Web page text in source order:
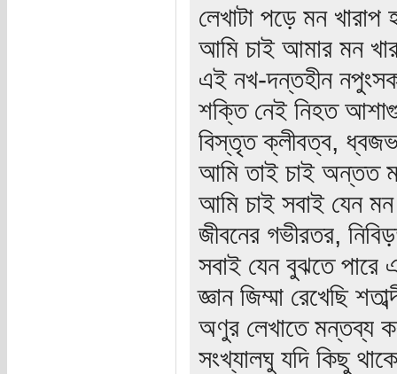
লেখাটা পড়ে মন
আমি চাই আমার মন
এই নখ-দন্তহীন
শক্তি নেই নিহত
বিস্তৃত ক্লীবত্ব,
আমি তাই চাই অন্তত
আমি চাই সবাই যেন
জীবনের গভীরতর,
সবাই যেন বুঝতে পারে
জ্ঞান জিম্মা রেখেছি
অণুর লেখাতে মন্তব্য
সংখ্যালঘু যদি কিছু